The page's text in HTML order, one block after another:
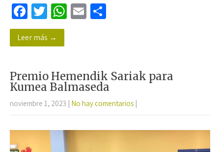
Fa
ce
b
o
k
T
wi
tt
W
p
p
E
ar
tir
Leer más →
Premio Hemendik Sariak para
Kumea Balmaseda
noviembre 1, 2023 No hay comentarios